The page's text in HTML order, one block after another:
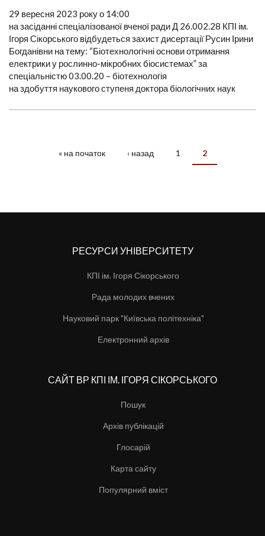
29 вересня 2023 року о 14:00
на засіданні спеціалізованої вченої ради Д 26.002.28 КПІ ім.
Ігоря Сікорського відбудеться захист дисертації Русин Ірини
Богданівни на тему: “Біотехнологічні основи отримання
електрики у рослинно-мікробних біосистемах” за
спеціальністю 03.00.20 – біотехнологія
на здобуття наукового ступеня доктора біологічних наук
« на початок ‹ назад 1 2
РЕСУРСИ УНІВЕРСИТЕТУ
КПІ ім. Ігоря Сікорського
Рада молодих вчених
Науковий парк "Київська політехніка"
Електронний архів
САЙТ ВР КПІ ІМ. ІГОРЯ СІКОРСЬКОГО
Пошук
Архів публікацій
Глосарій
Карта сайту
Популярний вміст